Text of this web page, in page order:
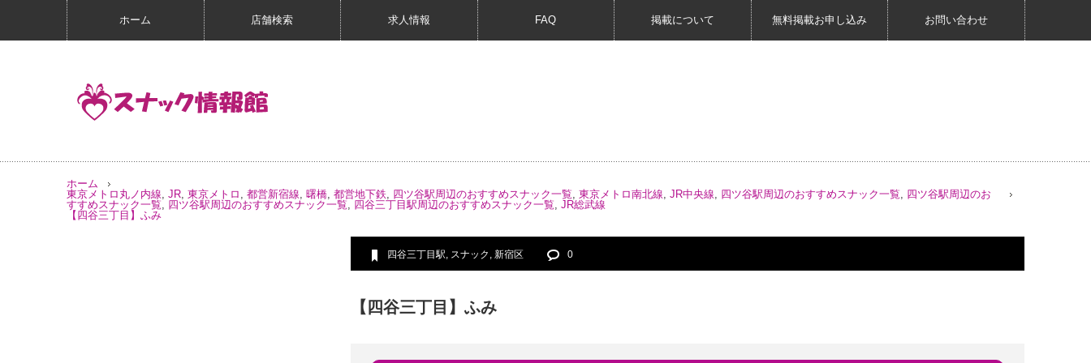
ホーム 店舗検索 求人情報 FAQ 掲載について 無料掲載お申し込み お問い合わせ
ホーム
東京メトロ丸ノ内線, JR, 東京メトロ , 都営新宿線, 曙橋, 都営地下鉄, 四ツ谷駅周辺のおすすめスナック一覧, 東京メトロ南北線, JR中央線, 四ツ谷駅周辺のおすすめスナック一覧, 四ツ谷駅周辺のお
すすめスナック一覧, 四ツ谷駅周辺のおすすめスナック一覧, 四谷三丁目駅周辺のおすすめスナック一覧, JR総武線
【四谷三丁目】ふみ
四谷三丁目駅, スナック , 新宿区 0
【四谷三丁目】ふみ